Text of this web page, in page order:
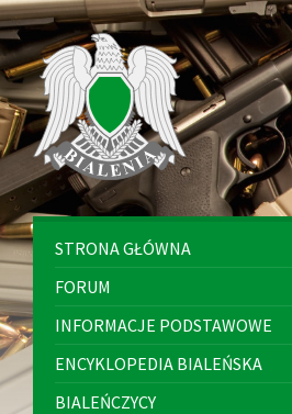
Skip
to
content
Skip
to
left
sidebar
Skip
to
footer
STRONA GŁÓWNA
FORUM
INFORMACJE PODSTAWOWE
ENCYKLOPEDIA BIALEŃSKA
BIALEŃCZYCY